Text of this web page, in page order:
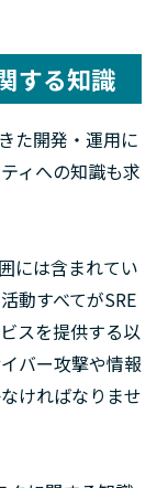
する知識
た開発・運用に
ィへの知識も求
には含まれてい
動すべてがSRE
スを提供する以
バー攻撃や情報
ければなりませ